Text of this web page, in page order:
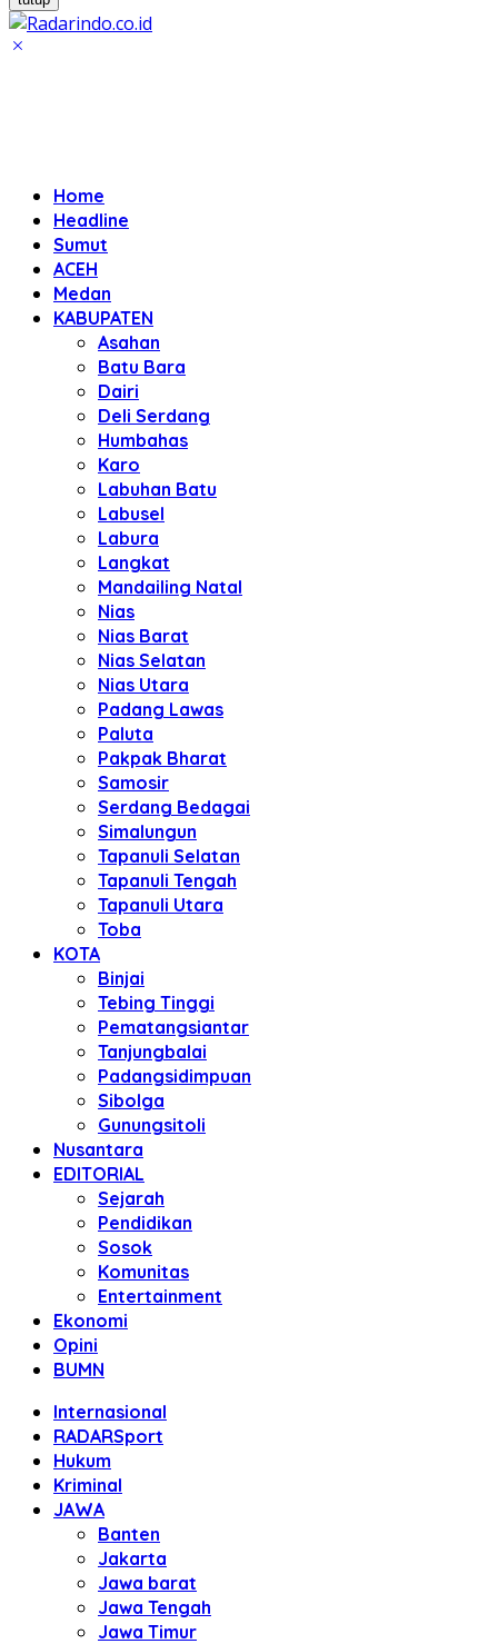
Home
Headline
Sumut
ACEH
Medan
KABUPATEN
Asahan
Batu Bara
Dairi
Deli Serdang
Humbahas
Karo
Labuhan Batu
Labusel
Labura
Langkat
Mandailing Natal
Nias
Nias Barat
Nias Selatan
Nias Utara
Padang Lawas
Paluta
Pakpak Bharat
Samosir
Serdang Bedagai
Simalungun
Tapanuli Selatan
Tapanuli Tengah
Tapanuli Utara
Toba
KOTA
Binjai
Tebing Tinggi
Pematangsiantar
Tanjungbalai
Padangsidimpuan
Sibolga
Gunungsitoli
Nusantara
EDITORIAL
Sejarah
Pendidikan
Sosok
Komunitas
Entertainment
Ekonomi
Opini
BUMN
Internasional
RADARSport
Hukum
Kriminal
JAWA
Banten
Jakarta
Jawa barat
Jawa Tengah
Jawa Timur